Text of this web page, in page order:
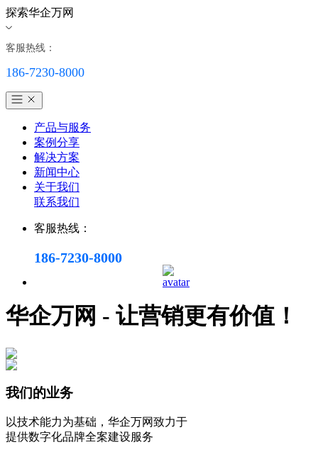
探索华企万网
客服热线：
186-7230-8000
产品与服务
案例分享
解决方案
新闻中心
关于我们
联系我们
客服热线：
186-7230-8000
华企万网 - 让营销更有价值！
我们的业务
以技术能力为基础，华企万网致力于
提供数字化品牌全案建设服务